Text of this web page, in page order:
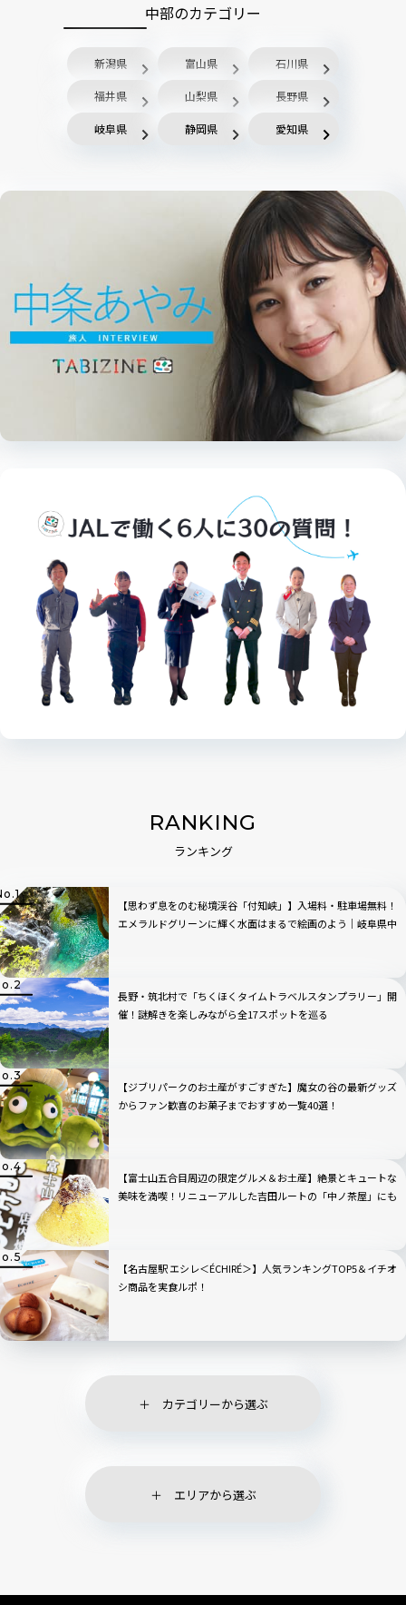
中部のカテゴリー
新潟県 富山県 石川県
福井県 山梨県 長野県
岐阜県 静岡県 愛知県
RANKING
ランキング
【思わず息をのむ秘境渓谷「付知峡」】入場料・駐車場無料！
エメラルドグリーンに輝く水面はまるで絵画のよう｜岐阜県中
長野・筑北村で「ちくほくタイムトラベルスタンプラリー」開
催！謎解きを楽しみながら全17スポットを巡る
【ジブリパークのお土産がすごすぎた】魔女の谷の最新グッズ
からファン歓喜のお菓子までおすすめ一覧40選！
【富士山五合目周辺の限定グルメ＆お土産】絶景とキュートな
美味を満喫！リニューアルした吉田ルートの「中ノ茶屋」にも
【名古屋駅 エシレ＜ÉCHIRÉ＞】人気ランキングTOP5＆イチオ
シ商品を実食ルポ！
カテゴリーから選ぶ
エリアから選ぶ